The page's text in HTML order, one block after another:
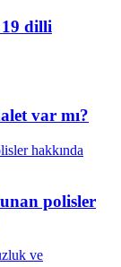
dilli
var mı?
polisler